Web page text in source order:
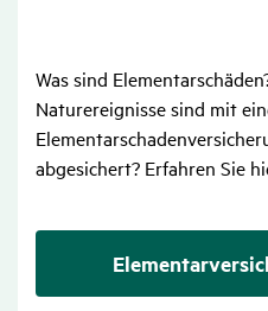
Was sind
Naturereignisse sind mit
abgesichert? Erfahren Sie